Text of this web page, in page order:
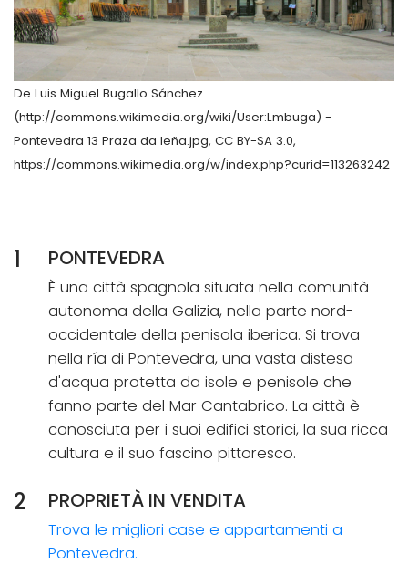
De Luis Miguel Bugallo Sánchez
(http://commons.wikimedia.org/wiki/User:Lmbuga) -
Pontevedra 13 Praza da leña.jpg, CC BY-SA 3.0,
https://commons.wikimedia.org/w/index.php?curid=113263242
1 PONTEVEDRA
È una città spagnola situata nella comunità
autonoma della Galizia, nella parte nord-
occidentale della penisola iberica. Si trova
nella ría di Pontevedra, una vasta distesa
d'acqua protetta da isole e penisole che
fanno parte del Mar Cantabrico. La città è
conosciuta per i suoi edifici storici, la sua ricca
cultura e il suo fascino pittoresco.
2 PROPRIETÀ IN VENDITA
Trova le migliori case e appartamenti a
Pontevedra.